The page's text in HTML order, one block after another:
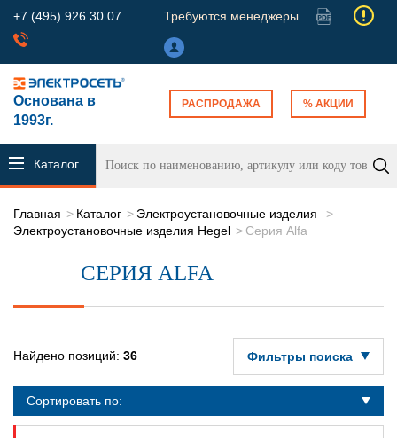
+7 (495) 926 30 07 Требуются менеджеры
Основана в
1993г.
РАСПРОДАЖА % АКЦИИ
Каталог
Главная Каталог
Электроустановочные изделия
Электроустановочные изделия Hegel
Серия Alfa
СЕРИЯ ALFA
Найдено позиций: 36 Фильтры поиска
Сортировать по: